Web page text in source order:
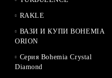
RAKLE
ВАЗИ И КУПИ BOHEMIA
ORION
Серия Bohemia Crystal
Diamond